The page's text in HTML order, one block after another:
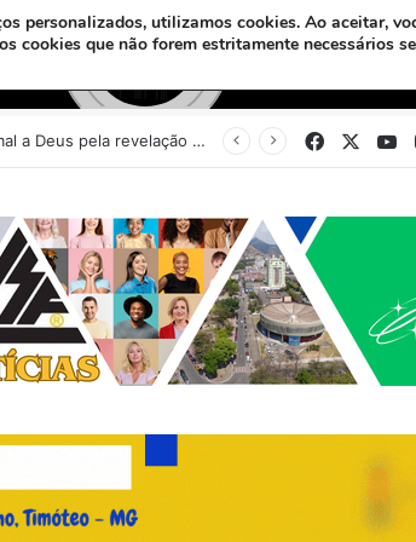
Sinédrio faz petição formal a Deus pela revelação do Messias e construção do 3º Templo Facebook
personalizados, utilizamos cookies. Ao aceitar,
cookies que não forem estritamente necessários